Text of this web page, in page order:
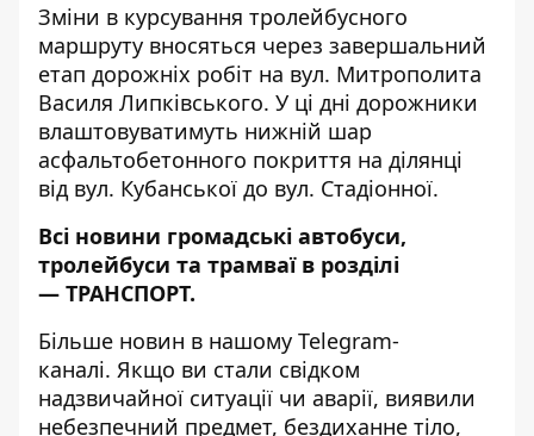
Зміни в курсування тролейбусного
маршруту вносяться через завершальний
етап дорожніх робіт на вул. Митрополита
Василя Липківського. У ці дні дорожники
влаштовуватимуть нижній шар
асфальтобетонного покриття на ділянці
від вул. Кубанської до вул. Стадіонної.
Всі новини громадські автобуси,
тролейбуси та трамваї в розділі
— ТРАНСПОРТ.
Більше новин в нашому Telegram-
каналі. Якщо ви стали свідком
надзвичайної ситуації чи аварії, виявили
небезпечний предмет, бездиханне тіло,